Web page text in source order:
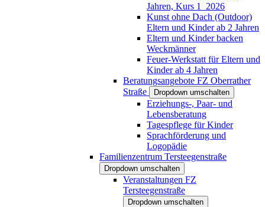
Jahren, Kurs 1_2026
Kunst ohne Dach (Outdoor)
Eltern und Kinder ab 2 Jahren
Eltern und Kinder backen
Weckmänner
Feuer-Werkstatt für Eltern und
Kinder ab 4 Jahren
Beratungsangebote FZ Oberrather
Straße
Dropdown umschalten
Erziehungs-, Paar- und
Lebensberatung
Tagespflege für Kinder
Sprachförderung und
Logopädie
Familienzentrum Tersteegenstraße
Dropdown umschalten
Veranstaltungen FZ
Tersteegenstraße
Dropdown umschalten